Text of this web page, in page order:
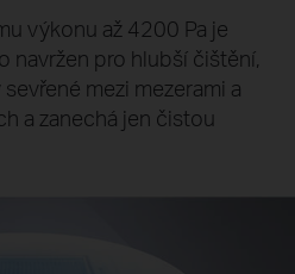
výkonu až 4200 Pa je
navržen pro hlubší čištění,
mezi mezerami a
a zanechá jen čistou